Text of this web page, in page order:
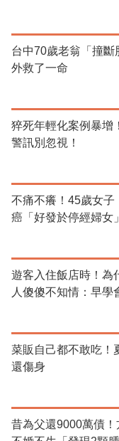
台中70歲老翁「撞
外救了一命
猝死年輕化案例暴增
警訊別忽視！
不痛不癢！45歲女
癌「好發於停經婦女」
遊客入住飯店時！
人傻傻不知情：早學
菜販自己都不敢吃！
還傷身
昔為父還9000萬債